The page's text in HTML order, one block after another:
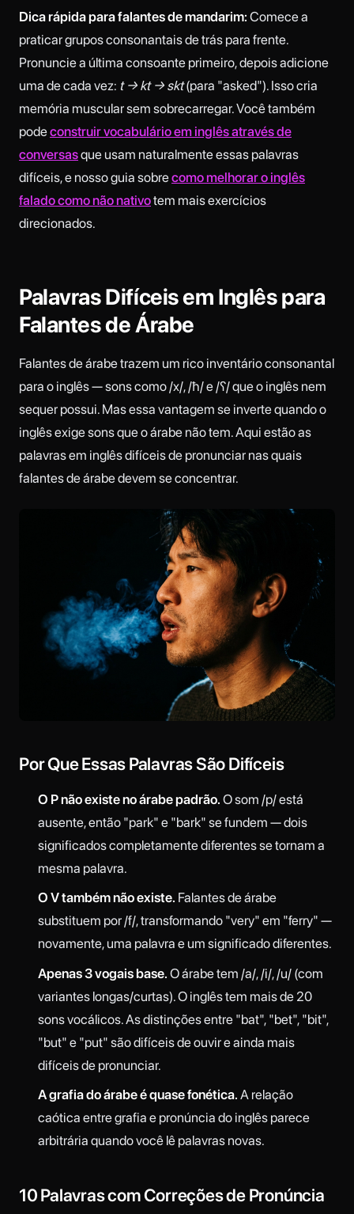
Dica rápida para falantes de mandarim: Comece a
praticar grupos consonantais de trás para frente.
Pronuncie a última consoante primeiro, depois adicione
uma de cada vez: t → kt → skt(para "asked"). Isso cria
memória muscular sem sobrecarregar. Você também
podeconstruir vocabulário em inglês através de
conversasque usam naturalmente essas palavras
difíceis, e nosso guia sobrecomo melhorar o inglês
falado como não nativotem mais exercícios
direcionados.
Palavras Difíceis em Inglês para
Falantes de Árabe
Falantes de árabe trazem um rico inventário consonantal
para o inglês — sons como /x/, /ħ/ e /ʕ/ que o inglês nem
sequer possui. Mas essa vantagem se inverte quando o
inglês exige sons que o árabe não tem. Aqui estão as
palavras em inglês difíceis de pronunciar nas quais
falantes de árabe devem se concentrar.
Por Que Essas Palavras São Difíceis
O P não existe no árabe padrão. O som /p/ está
ausente, então "park" e "bark" se fundem — dois
significados completamente diferentes se tornam a
mesma palavra.
O V também não existe. Falantes de árabe
substituem por /f/, transformando "very" em "ferry" —
novamente, uma palavra e um significado diferentes.
Apenas 3 vogais base. O árabe tem /a/, /i/, /u/ (com
variantes longas/curtas). O inglês tem mais de 20
sons vocálicos. As distinções entre "bat", "bet", "bit",
"but" e "put" são difíceis de ouvir e ainda mais
difíceis de pronunciar.
A grafia do árabe é quase fonética. A relação
caótica entre grafia e pronúncia do inglês parece
arbitrária quando você lê palavras novas.
10 Palavras com Correções de Pronúncia